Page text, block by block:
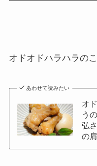
オドオドハラハラの
あわせて読みたい
オ
う
弘
の肩